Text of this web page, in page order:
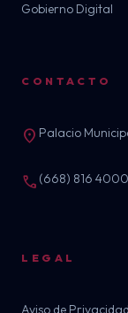
Gobierno Digital
CONTACTO
location_on Palacio
call (668) 816
LEGAL
Aviso de Privacidad